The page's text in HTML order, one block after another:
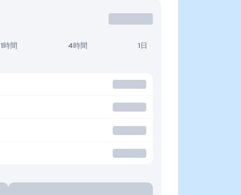
1時間 4時間 1日